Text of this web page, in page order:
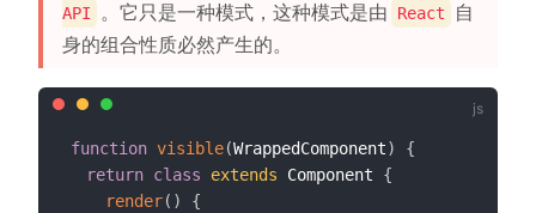
API
。它只是一种模式，这种模式是由 React
自
身的组合性质必然产生的。
function visible(WrappedComponent)
{
return class extends Component {
render( )
{